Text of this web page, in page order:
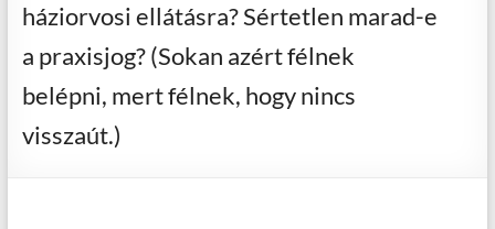
háziorvosi ellátásra? Sértetlen marad-e
a praxisjog? (Sokan azért félnek
belépni, mert félnek, hogy nincs
visszaút.)